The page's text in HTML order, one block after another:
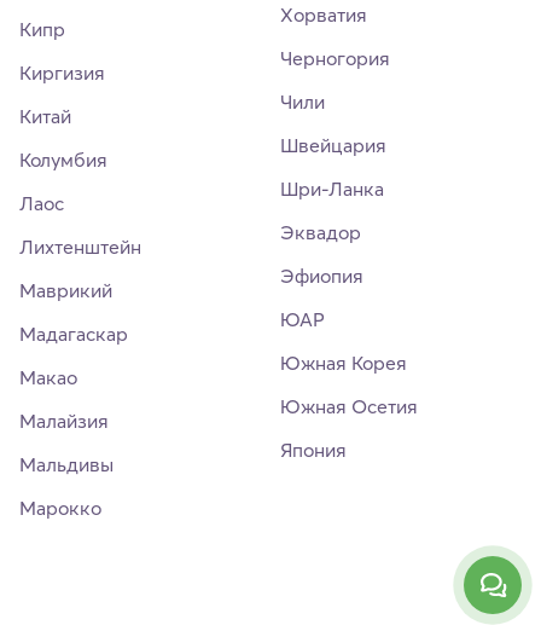
Кипр
Киргизия
Китай
Колумбия
Лаос
Лихтенштейн
Маврикий
Мадагаскар
Макао
Малайзия
Мальдивы
Марокко
Хорватия
Черногория
Чили
Швейцария
Шри-Ланка
Эквадор
Эфиопия
ЮАР
Южная Корея
Южная Осетия
Япония